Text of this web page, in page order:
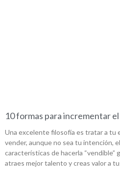
10 formas para incrementar
Una excelente filosofía es tratar a tu
vender, aunque no sea tu intención,
características de hacerla “vendible”
atraes mejor talento y creas valor a